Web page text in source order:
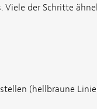
der Schritte
(hellbraune